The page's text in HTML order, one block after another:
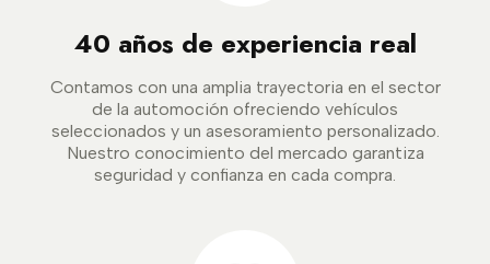
40 años de experiencia real
Contamos con una amplia trayectoria en el sector
de la automoción ofreciendo vehículos
seleccionados y un asesoramiento personalizado.
Nuestro conocimiento del mercado garantiza
seguridad y confianza en cada compra.